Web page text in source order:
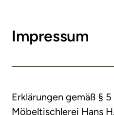
Impressum
Erklärungen gemäß § 5
Möbeltischlerei Hans